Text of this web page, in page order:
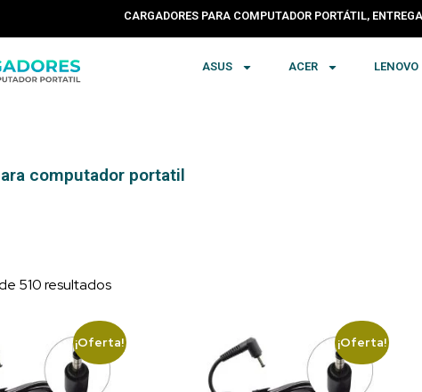
CARGADORES PARA COMPUTADOR PORTÁTIL,
ASUS ACER LENOVO
computador portatil
510 resultados
¡Oferta! ¡Oferta!